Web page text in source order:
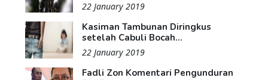
22 January 2019
Kasiman Tambunan Diringkus
setelah Cabuli Bocah...
22 January 2019
Fadli Zon Komentari Pengunduran